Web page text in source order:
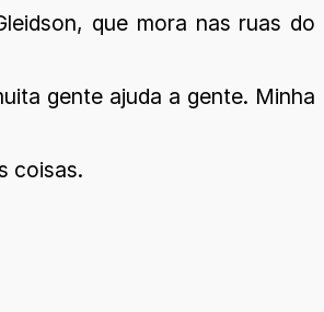
que mora nas ruas do
gente ajuda a gente. Minha
coisas.